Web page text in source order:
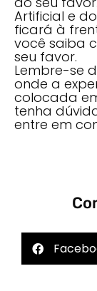
Artificial e
ficará à
você saiba
seu favor.
Lembre-se
onde a
colocada
tenha
entre em